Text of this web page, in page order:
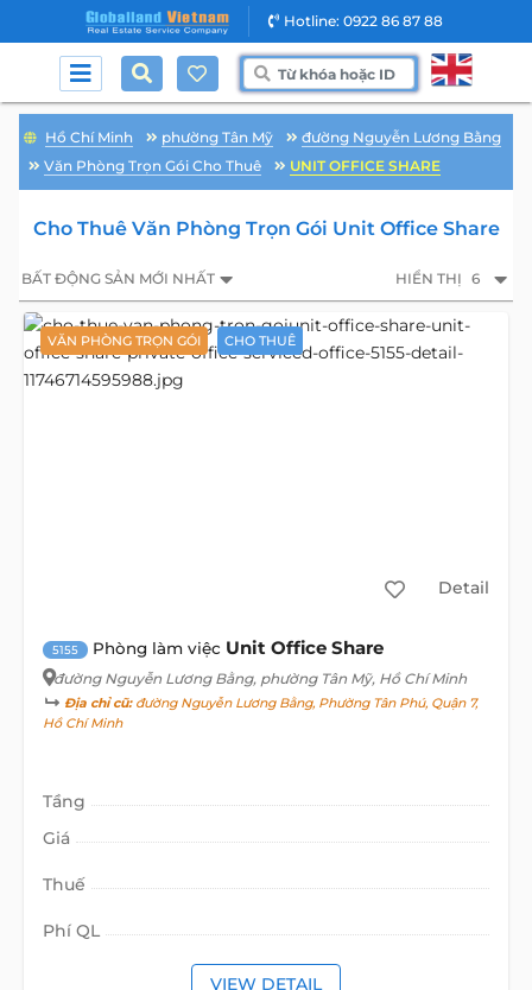
Hotline: 0922 86 87 88
Hồ Chí Minh phường Tân Mỹ
đường Nguyễn Lương Bằng
Văn Phòng Trọn Gói Cho Thuê
UNIT OFFICE SHARE
Cho Thuê Văn Phòng Trọn Gói Unit Office Share
BẤT ĐỘNG SẢN MỚI NHẤT HIỂN THỊ 6
VĂN PHÒNG TRỌN GÓI CHO THUÊ
Detail
5155 Phòng làm việc Unit Office Share
đường Nguyễn Lương Bằng, phường Tân Mỹ, Hồ Chí Minh
Địa chỉ cũ:đường Nguyễn Lương Bằng, Phường Tân Phú, Quận 7,
Hồ Chí Minh
Tầng
Giá
Thuế
Phí QL
VIEW DETAIL